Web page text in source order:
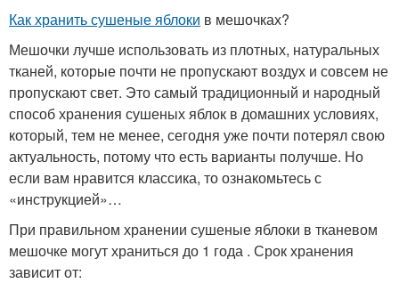
Как хранить сушеные яблоки в мешочках?
Мешочки лучше использовать из плотных, натуральных
тканей, которые почти не пропускают воздух и совсем не
пропускают свет. Это самый традиционный и народный
способ хранения сушеных яблок в домашних условиях,
который, тем не менее, сегодня уже почти потерял свою
актуальность, потому что есть варианты получше. Но
если вам нравится классика, то ознакомьтесь с
«инструкцией»…
При правильном хранении сушеные яблоки в тканевом
мешочке могут храниться до 1 года . Срок хранения
зависит от: